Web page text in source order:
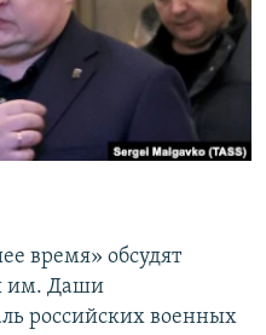
время» обсудят
им. Даши
российских военных